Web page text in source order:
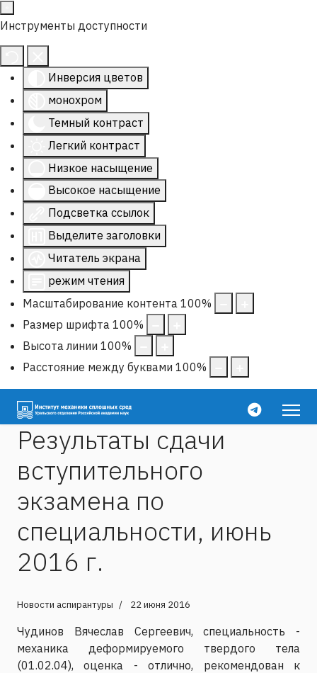
Инструменты доступности
Инверсия цветов
монохром
Темный контраст
Легкий контраст
Низкое насыщение
Высокое насыщение
Подсветка ссылок
Выделите заголовки
Читатель экрана
режим чтения
Масштабирование контента 100%
Размер шрифта 100%
Высота линии 100%
Расстояние между буквами 100%
Результаты сдачи
вступительного
экзамена по
специальности, июнь
2016 г.
Новости аспирантуры 22 июня 2016
Чудинов Вячеслав Сергеевич, специальность -
механика деформируемого твердого тела
(01.02.04), оценка - отлично, рекомендован к